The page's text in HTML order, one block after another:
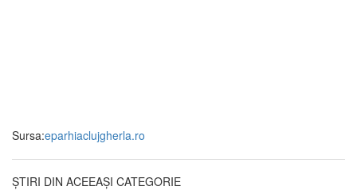
Sursa:eparhiaclujgherla.ro
ȘTIRI DIN ACEEAȘI CATEGORIE